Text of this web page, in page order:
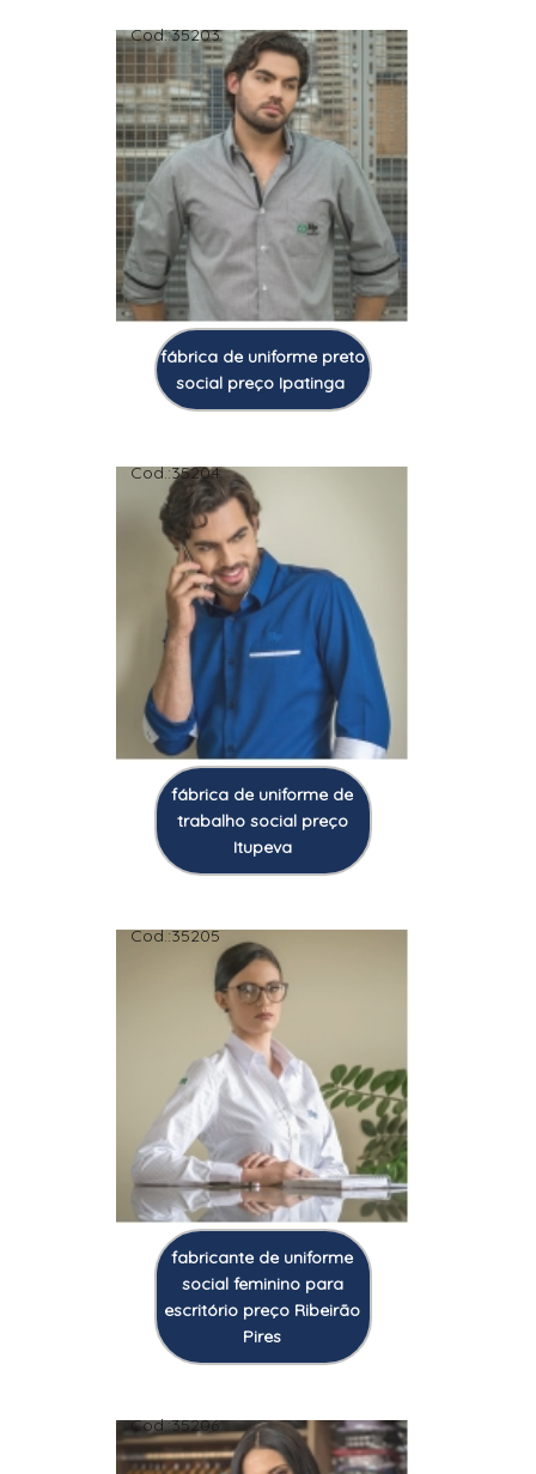
Cod.:35203
fábrica de uniforme preto
social preço Ipatinga
Cod.:35204
fábrica de uniforme de
trabalho social preço
Itupeva
Cod.:35205
fabricante de uniforme
social feminino para
escritório preço Ribeirão
Pires
Cod.:35206